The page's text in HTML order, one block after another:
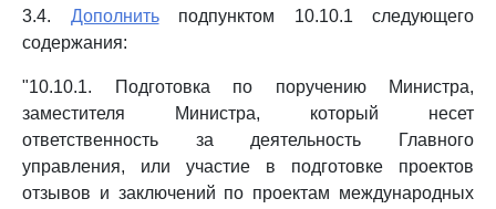
3.4. Дополнитьподпунктом 10.10.1 следующего
содержания:
"10.10.1. Подготовка по поручению Министра,
заместителя Министра, который несет
ответственность за деятельность Главного
управления, или участие в подготовке проектов
отзывов и заключений по проектам международных